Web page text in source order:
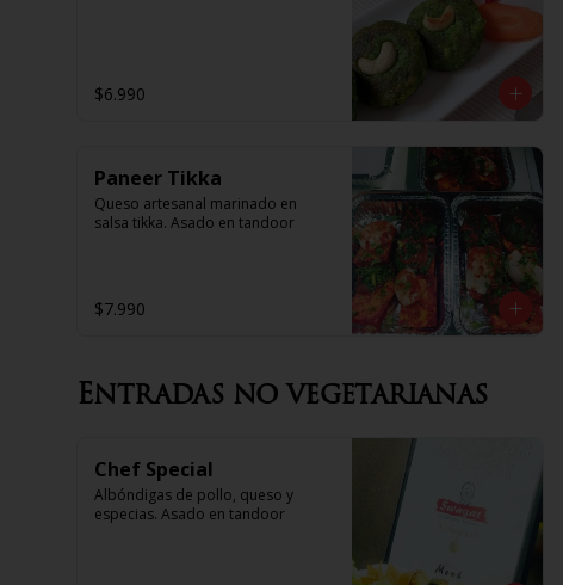
$6.990
Paneer Tikka
Queso artesanal marinado en
salsa tikka. Asado en tandoor
$7.990
Entradas no vegetarianas
Chef Special
Albóndigas de pollo, queso y
especias. Asado en tandoor